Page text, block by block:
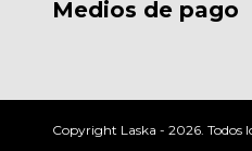
Medios de pago
Copyright Laska - 2026. Todos